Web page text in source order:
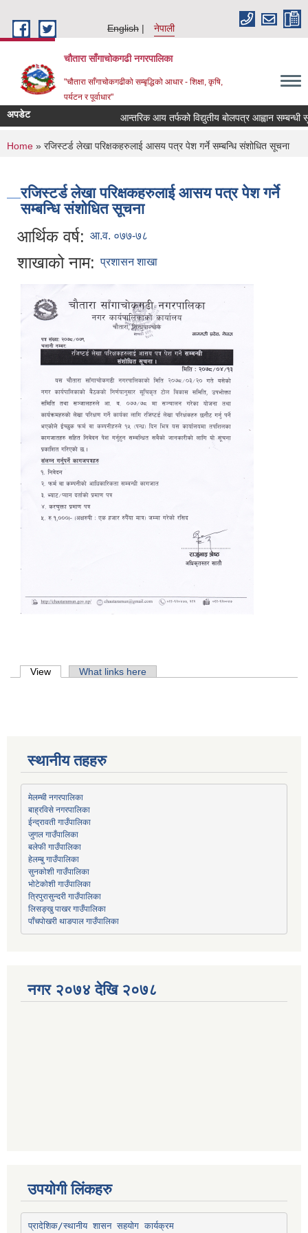
English
नेपाली
चौतारा साँगाचोकगढी नगरपालिका
"चौतारा साँगाचोकगढीको सम्बृद्धिको आधार - शिक्षा, कृषि,
पर्यटन र पूर्वाधार"
अपडेट आन्तरिक आय तर्फको विद्युतीय बोलपत्र आह्वान सम्बन्धी
You are here
Home » रजिस्टर्ड लेखा परिक्षकहरुलाई आसय पत्र पेश गर्ने सम्बन्धि संशोधित सूचना
रजिस्टर्ड लेखा परिक्षकहरुलाई आसय पत्र पेश गर्ने
सम्बन्धि संशोधित सूचना
आर्थिक वर्ष: आ.व. ०७७-७८
शाखाको नाम: प्रशासन शाखा
Primary tabs
View (active tab)What links here
स्थानीय तहहरु
मेलम्ची नगरपालिका
बाह्रविसे नगरपालिका
ईन्द्रावती गाउँपालिका
जुगल गाउँपालिका
बलेफी गाउँपालिका
हेलम्बु गाउँपालिका
सुनकोशी गाउँपालिका
भोटेकोशी गाउँपालिका
त्रिपुरासुन्दरी गाउँपालिका
लिसङ्खु पाखर गाउँपालिका
पाँचपोखरी थाङपाल गाउँपालिका
नगर २०७४ देखि २०७८
उपयोगी लिंकहरु
प्रादेशिक/स्थानीय शासन सहयोग कार्यक्रम